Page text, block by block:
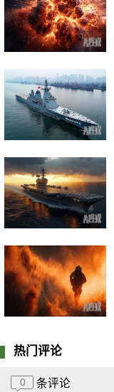
热门评论
0 条评论